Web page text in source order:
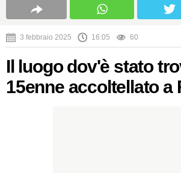
3 febbraio 2025 16:05 60
Il luogo dov'è stato
15enne accoltellato a